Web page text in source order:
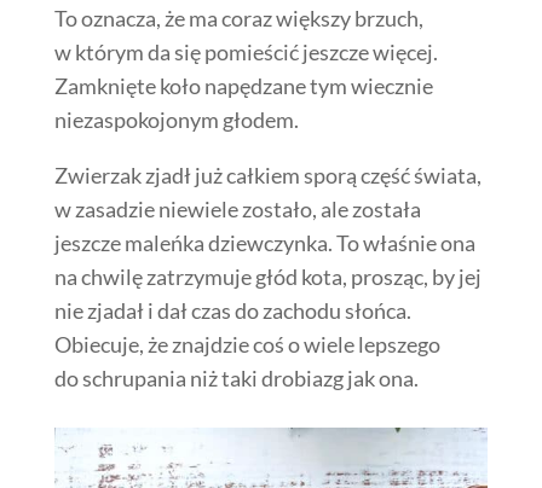
To oznacza, że ma coraz większy brzuch,
w którym da się pomieścić jeszcze więcej.
Zamknięte koło napędzane tym wiecznie
niezaspokojonym głodem.
Zwierzak zjadł już całkiem sporą część świata,
w zasadzie niewiele zostało, ale została
jeszcze maleńka dziewczynka. To właśnie ona
na chwilę zatrzymuje głód kota, prosząc, by jej
nie zjadał i dał czas do zachodu słońca.
Obiecuje, że znajdzie coś o wiele lepszego
do schrupania niż taki drobiazg jak ona.